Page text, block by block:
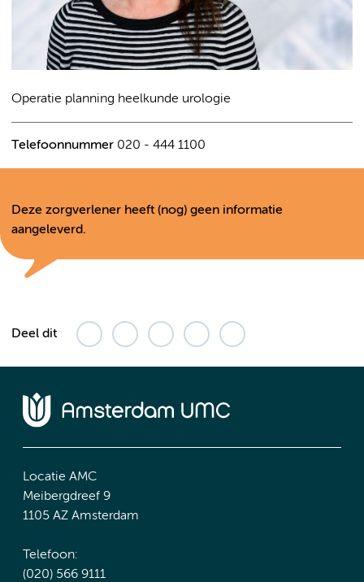
Operatie planning heelkunde urologie
Telefoonnummer 020 - 444 1100
Deze zorgverlener heeft (nog) geen informatie
aangeleverd.
Deel dit
Locatie AMC
Meibergdreef 9
1105 AZ Amsterdam
Telefoon:
(020) 566 9111